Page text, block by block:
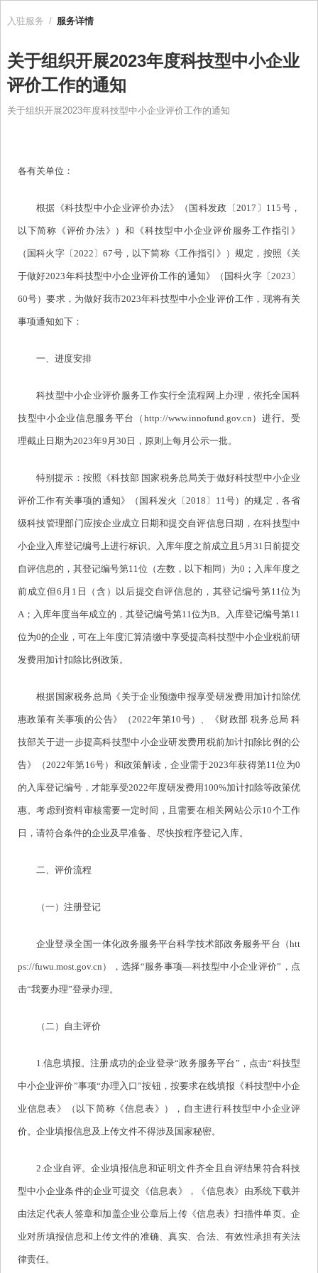
入驻服务 / 服务详情
关于组织开展2023年度科技型中小企业
评价工作的通知
关于组织开展2023年度科技型中小企业评价工作的通知
各有关单位：
根据《科技型中小企业评价办法》（国科发政〔2017〕115号，
以下简称《评价办法》）和《科技型中小企业评价服务工作指引》
（国科火字〔2022〕67号，以下简称《工作指引》）规定，按照《关
于做好2023年科技型中小企业评价工作的通知》（国科火字〔2023〕
60号）要求，为做好我市2023年科技型中小企业评价工作，现将有关
事项通知如下：
一、进度安排
科技型中小企业评价服务工作实行全流程网上办理，依托全国科
技型中小企业信息服务平台（http://www.innofund.gov.cn）进行。受
理截止日期为2023年9月30日，原则上每月公示一批。
特别提示：按照《科技部 国家税务总局关于做好科技型中小企业
评价工作有关事项的通知》（国科发火〔2018〕11号）的规定，各省
级科技管理部门应按企业成立日期和提交自评信息日期，在科技型中
小企业入库登记编号上进行标识。入库年度之前成立且5月31日前提交
自评信息的，其登记编号第11位（左数，以下相同）为0；入库年度之
前成立但6月1日（含）以后提交自评信息的，其登记编号第11位为
A；入库年度当年成立的，其登记编号第11位为B。入库登记编号第11
位为0的企业，可在上年度汇算清缴中享受提高科技型中小企业税前研
发费用加计扣除比例政策。
根据国家税务总局《关于企业预缴申报享受研发费用加计扣除优
惠政策有关事项的公告》（2022年第10号）、《财政部 税务总局 科
技部关于进一步提高科技型中小企业研发费用税前加计扣除比例的公
告》（2022年第16号）和政策解读，企业需于2023年获得第11位为0
的入库登记编号，才能享受2022年度研发费用100%加计扣除等政策优
惠。考虑到资料审核需要一定时间，且需要在相关网站公示10个工作
日，请符合条件的企业及早准备、尽快按程序登记入库。
二、评价流程
（一）注册登记
企业登录全国一体化政务服务平台科学技术部政务服务平台（htt
ps://fuwu.most.gov.cn），选择“服务事项—科技型中小企业评价”，点
击“我要办理”登录办理。
（二）自主评价
1.信息填报。注册成功的企业登录“政务服务平台”，点击“科技型
中小企业评价”事项“办理入口”按钮，按要求在线填报《科技型中小企
业信息表》（以下简称《信息表》），自主进行科技型中小企业评
价。企业填报信息及上传文件不得涉及国家秘密。
2.企业自评。企业填报信息和证明文件齐全且自评结果符合科技
型中小企业条件的企业可提交《信息表》，《信息表》由系统下载并
由法定代表人签章和加盖企业公章后上传《信息表》扫描件单页。企
业对所填报信息和上传文件的准确、真实、合法、有效性承担有关法
律责任。